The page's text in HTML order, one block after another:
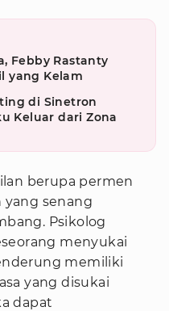
Febby Rastanty
yang Kelam
di Sinetron
Keluar dari Zona
berupa permen
senang
Psikolog
menyukai
memiliki
yang disukai
dapat